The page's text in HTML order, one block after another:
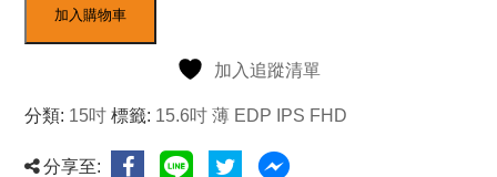
加入購物車
加入追蹤清單
分類: 15吋 標籤: 15.6吋 薄 EDP IPS FHD
分享至: